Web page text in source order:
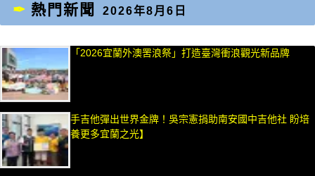
熱門新聞 2026年8月6日
「2026宜蘭外澳罟浪祭」打造臺灣衝浪觀光新品牌
手吉他彈出世界金牌！吳宗憲捐助南安國中吉他社 盼培
養更多宜蘭之光】